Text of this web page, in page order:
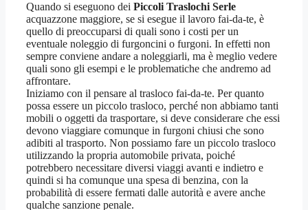
Quando si eseguono dei Piccoli Traslochi Serle
acquazzone maggiore, se si esegue il lavoro fai-da-te, è
quello di preoccuparsi di quali sono i costi per un
eventuale noleggio di furgoncini o furgoni. In effetti non
sempre conviene andare a noleggiarli, ma è meglio vedere
quali sono gli esempi e le problematiche che andremo ad
affrontare.
Iniziamo con il pensare al trasloco fai-da-te. Per quanto
possa essere un piccolo trasloco, perché non abbiamo tanti
mobili o oggetti da trasportare, si deve considerare che essi
devono viaggiare comunque in furgoni chiusi che sono
adibiti al trasporto. Non possiamo fare un piccolo trasloco
utilizzando la propria automobile privata, poiché
potrebbero necessitare diversi viaggi avanti e indietro e
quindi si ha comunque una spesa di benzina, con la
probabilità di essere fermati dalle autorità e avere anche
qualche sanzione penale.